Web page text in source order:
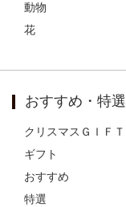
動物
花
おすすめ・特選
クリスマスＧＩＦＴ
ギフト
おすすめ
特選